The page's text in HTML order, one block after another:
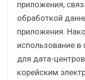
приложения,
обработкой
приложения.
использование в
для дата-
корейским